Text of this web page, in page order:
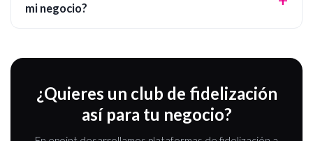
mi negocio?
¿Quieres un club de fidelización
así para tu negocio?